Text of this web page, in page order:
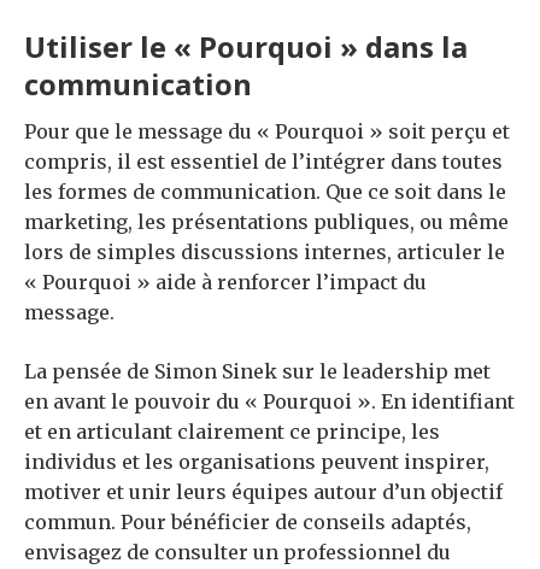
Utiliser le « Pourquoi » dans la
communication
Pour que le message du « Pourquoi » soit perçu et
compris, il est essentiel de l’intégrer dans toutes
les formes de communication. Que ce soit dans le
marketing, les présentations publiques, ou même
lors de simples discussions internes, articuler le
« Pourquoi » aide à renforcer l’impact du
message.
La pensée de Simon Sinek sur le leadership met
en avant le pouvoir du « Pourquoi ». En identifiant
et en articulant clairement ce principe, les
individus et les organisations peuvent inspirer,
motiver et unir leurs équipes autour d’un objectif
commun. Pour bénéficier de conseils adaptés,
envisagez de consulter un professionnel du